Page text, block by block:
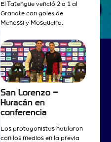
El Tatengue venció 2 a 1 al
Granate con goles de
Menossi y Mosqueira.
San Lorenzo –
Huracán en
conferencia
Los protagonistas hablaron
con los medios en la previa